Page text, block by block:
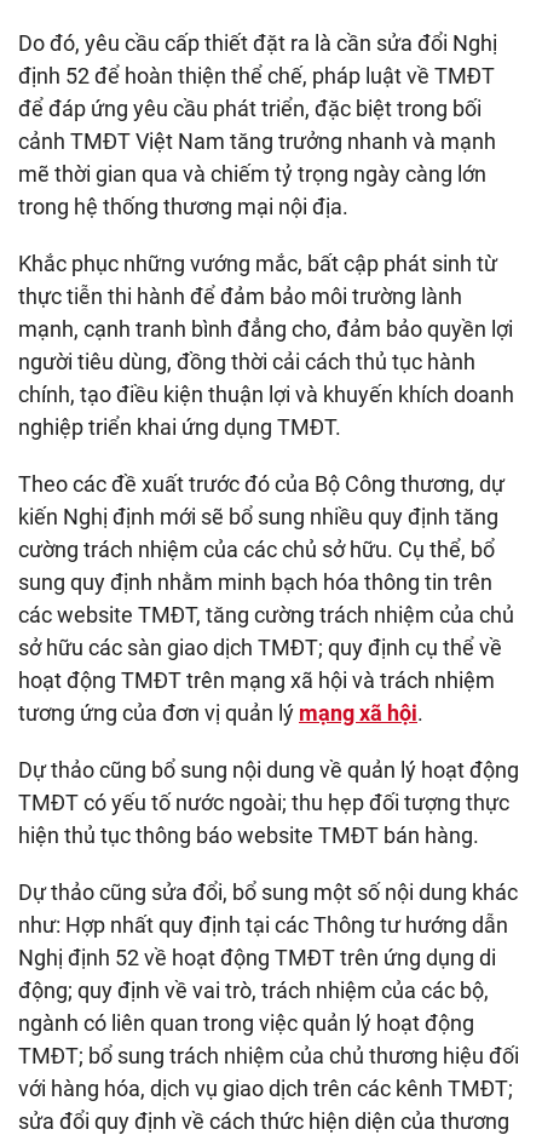
Do đó, yêu cầu cấp thiết đặt ra là cần sửa đổi Nghị
định 52 để hoàn thiện thể chế, pháp luật về TMĐT
để đáp ứng yêu cầu phát triển, đặc biệt trong bối
cảnh TMĐT Việt Nam tăng trưởng nhanh và mạnh
mẽ thời gian qua và chiếm tỷ trọng ngày càng lớn
trong hệ thống thương mại nội địa.
Khắc phục những vướng mắc, bất cập phát sinh từ
thực tiễn thi hành để đảm bảo môi trường lành
mạnh, cạnh tranh bình đẳng cho, đảm bảo quyền lợi
người tiêu dùng, đồng thời cải cách thủ tục hành
chính, tạo điều kiện thuận lợi và khuyến khích doanh
nghiệp triển khai ứng dụng TMĐT.
Theo các đề xuất trước đó của Bộ Công thương, dự
kiến Nghị định mới sẽ bổ sung nhiều quy định tăng
cường trách nhiệm của các chủ sở hữu. Cụ thể, bổ
sung quy định nhằm minh bạch hóa thông tin trên
các website TMĐT, tăng cường trách nhiệm của chủ
sở hữu các sàn giao dịch TMĐT; quy định cụ thể về
hoạt động TMĐT trên mạng xã hội và trách nhiệm
tương ứng của đơn vị quản lý mạng xã hội.
Dự thảo cũng bổ sung nội dung về quản lý hoạt động
TMĐT có yếu tố nước ngoài; thu hẹp đối tượng thực
hiện thủ tục thông báo website TMĐT bán hàng.
Dự thảo cũng sửa đổi, bổ sung một số nội dung khác
như: Hợp nhất quy định tại các Thông tư hướng dẫn
Nghị định 52 về hoạt động TMĐT trên ứng dụng di
động; quy định về vai trò, trách nhiệm của các bộ,
ngành có liên quan trong việc quản lý hoạt động
TMĐT; bổ sung trách nhiệm của chủ thương hiệu đối
với hàng hóa, dịch vụ giao dịch trên các kênh TMĐT;
sửa đổi quy định về cách thức hiện diện của thương